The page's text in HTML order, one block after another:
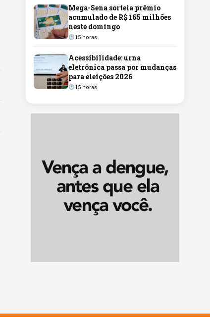
Mega-Sena sorteia prêmio
acumulado de R$ 165 milhões
neste domingo
15 horas
Acessibilidade: urna
eletrônica passa por mudanças
para eleições 2026
15 horas